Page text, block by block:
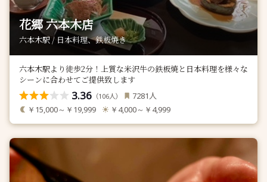
花郷 六本木店
六本木駅 / 日本料理、鉄板焼き
六本木駅より徒歩2分！上質な米沢牛の鉄板焼と日本料理を様々な
シーンに合わせてご提供致します
3.36 （106人） 7281 人
￥15,000～￥19,999 ￥4,000～￥4,999